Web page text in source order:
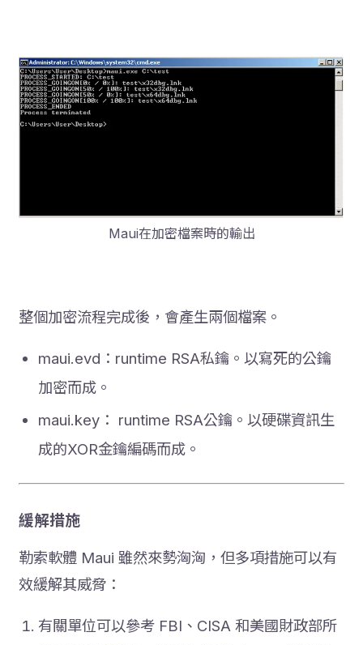
Maui在加密檔案時的輸出
整個加密流程完成後，會產生兩個檔案。
maui.evd：runtime RSA私鑰。以寫死的公鑰
加密而成。
maui.key： runtime RSA公鑰。以硬碟資訊生
成的XOR金鑰編碼而成。
緩解措施
勒索軟體 Maui 雖然來勢洶洶，但多項措施可以有
效緩解其威脅：
有關單位可以參考 FBI、CISA 和美國財政部所